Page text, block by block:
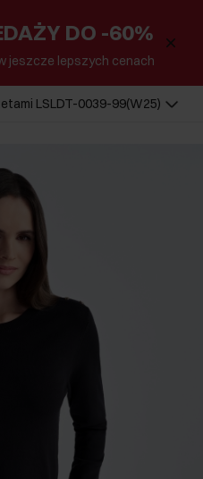
DO -60%
jeszcze lepszych cenach
LSLDT-0039-99(W25)